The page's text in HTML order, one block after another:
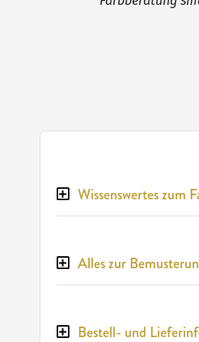
Wissenswertes zum
Alles zur
Bestell- und